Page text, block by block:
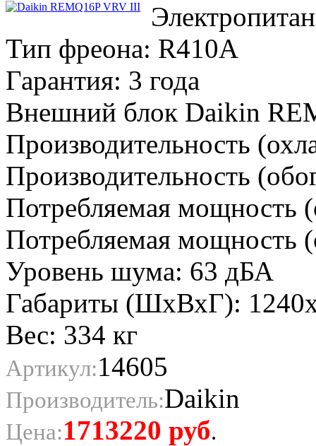
Тип фреона: R410A
Гарантия: 3 года
Внешний блок Daikin
Производительность
Производительность
Потребляемая мощность
Потребляемая мощность
Уровень шума: 63 дБА
Габариты (ШхВхГ):
Вес: 334 кг
Артикул:14605
Производитель:Daikin
Цена:1713220 руб.